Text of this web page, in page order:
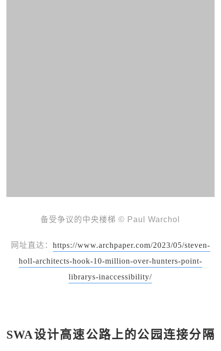
备受争议的中央楼梯 © Paul Warchol
网址直达： https://www.archpaper.com/2023/05/steven-
holl-architects-hook-10-million-over-hunters-point-
librarys-inaccessibility/
SWA设计高速公路上的公园连接分隔